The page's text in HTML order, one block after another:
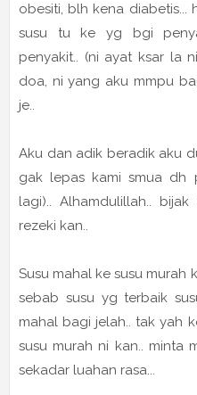
obesiti, blh kena diabetis...
susu tu ke yg bgi
penyakit.. (ni ayat ksar la
doa, ni yang aku mmpu
je..
Aku dan adik beradik aku
gak lepas kami smua dh
lagi).. Alhamdulillah..
rezeki kan..
Susu mahal ke susu murah
sebab susu yg terbaik
mahal bagi jelah.. tak yah
susu murah ni kan.. minta
sekadar luahan rasa...